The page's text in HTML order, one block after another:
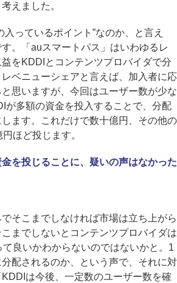
えました。
っているポイント”なのか、と言え
。「auスマートパス」はいわゆるレ
をKDDIとコンテンツプロバイダで分
ベニューシェアと言えば、加入者に応
思いますが、今回はユーザー数が少な
が多額の資金を投入することで、分配
ます。これだけで数十億円、その他の
ほど投じます。
を投じることに、疑いの声はなかった
そこまでしなければ市場は立ち上がら
までしないとコンテンツプロバイダは
良いかわからないのではないかと。1
配されるのか、という声で、それに対
は今後、一定数のユーザー数を確